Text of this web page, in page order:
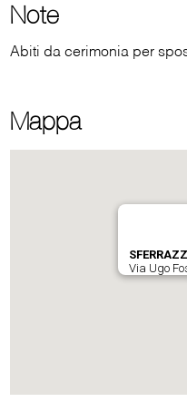
Note
Abiti da cerimonia per
Mappa